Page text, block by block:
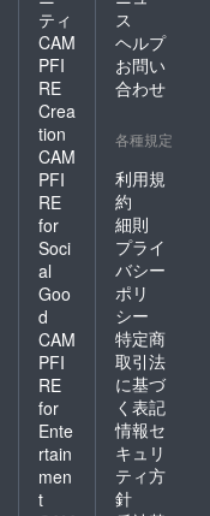
ティ
CAM
PFI
RE
Crea
tion
CAM
PFI
RE
for
Soci
al
Goo
d
CAM
PFI
RE
for
Ente
rtain
men
t
ス
ヘルプ
お問い
合わせ
各種規定
利用規
約
細則
プライ
バシー
ポリ
シー
特定商
取引法
に基づ
く表記
情報セ
キュリ
ティ方
針